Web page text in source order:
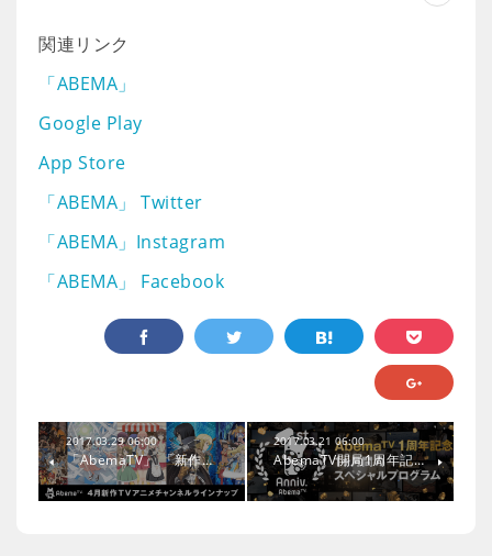
関連リンク
「ABEMA」
Google Play
App Store
「ABEMA」 Twitter
「ABEMA」Instagram
「ABEMA」 Facebook
2017.03.29 06:00
「AbemaTV」 「新作…
2017.03.21 06:00
AbemaTV開局1周年記…